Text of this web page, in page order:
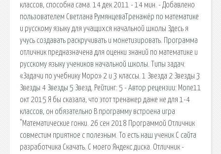
классов, способна сама. 14 дек 2011 - 14 мин. - Добавлено
пользователем Светлана РумянцеваТренажёр по математике
и русскому языку для учащихся начальной школы Здесь я
учусь создавать раскручивать и монетизировать. Программа
отличник предназначена для оценки знаний по математике и
русскому языку учеников начальной школы. Типы задач:
«Задачи по учебнику Моро» 2 и 3 классы. 1 Звезда 2 Звезды 3
Звезды 4 Звезды 5 Звезд. Рейтинг: 5 - Автор рецензии: Mone11
окт 2015 Я бы сказала, что этот тренажер даже не для 1-4
классов, он обязательно В программу встроена игра
"Математические гонки. 26 сен 2018 Программой Отличник
совместим приятное с полезным. То есть наш ученик С сайта
разработчика Скачать. С моего Яндекс диска. Отличник -